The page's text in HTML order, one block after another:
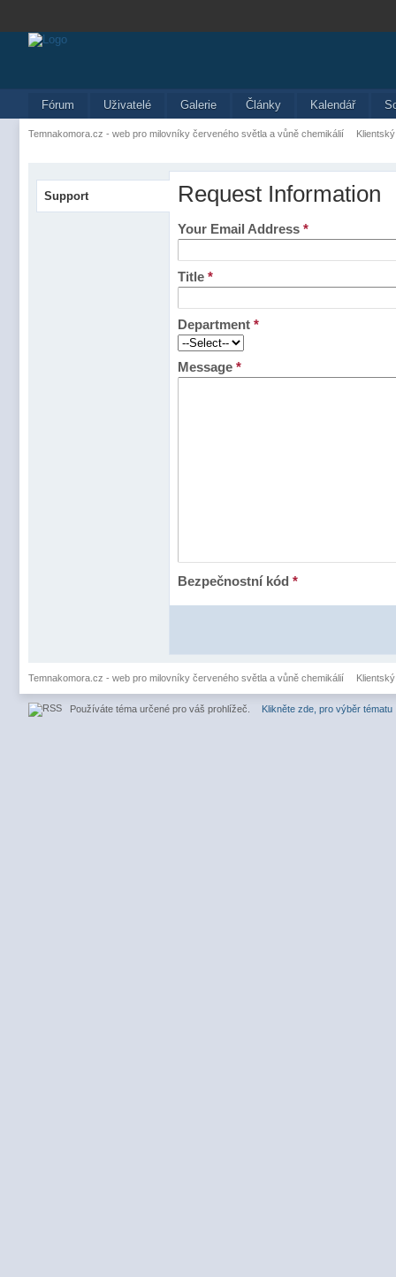
Fórum Uživatelé Galerie Články Kalendář
Temnakomora.cz - web pro milovníky červeného světla a vůně chemikálií
Support Request Information
Your Email Address *
Title *
Department *
Message *
Bezpečnostní kód *
Temnakomora.cz - web pro milovníky červeného světla a vůně chemikálií
Používáte téma určené pro váš prohlížeč. Klikněte zde, pro výběr tématu